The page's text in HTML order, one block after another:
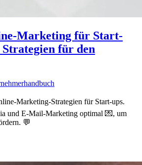
Marketing für Start-
für den
Marketing-Strategien für Start-ups.
und E-Mail-Marketing optimal 💌, um
💬